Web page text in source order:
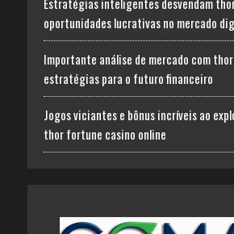
oportunidades lucrativas no mercado
Importante análise de mercado com
estratégias para o futuro financeiro
Jogos viciantes e bônus incríveis ao
thor fortune casino online